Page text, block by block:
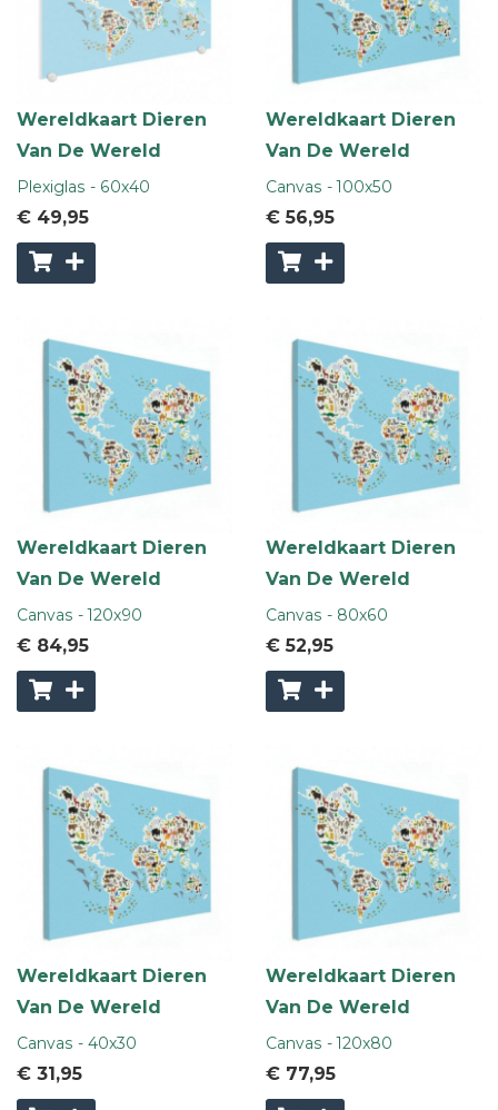
Wereldkaart Dieren
Van De Wereld
Plexiglas - 60x40
€ 49,95
Wereldkaart Dieren
Van De Wereld
Canvas - 100x50
€ 56,95
Wereldkaart Dieren
Van De Wereld
Canvas - 120x90
€ 84,95
Wereldkaart Dieren
Van De Wereld
Canvas - 80x60
€ 52,95
Wereldkaart Dieren
Van De Wereld
Canvas - 40x30
€ 31,95
Wereldkaart Dieren
Van De Wereld
Canvas - 120x80
€ 77,95